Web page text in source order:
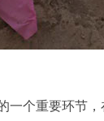
个重要环节，